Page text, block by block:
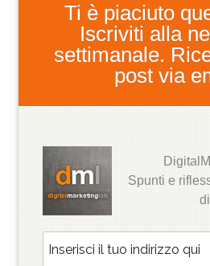
Ti è piaciuto
Iscriviti alla
settimanale.
post via
Spunti e